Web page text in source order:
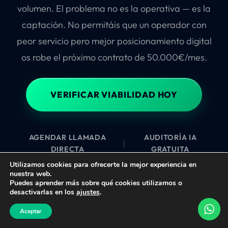
volumen. El problema no es la operativa — es la
captación. No permitáis que un operador con
peor servicio pero mejor posicionamiento digital
os robe el próximo contrato de 50.000€/mes.
VERIFICAR VIABILIDAD HOY
AGENDAR LLAMADA
DIRECTA
|
AUDITORÍA IA
GRATUITA
Utilizamos cookies para ofrecerte la mejor experiencia en
nuestra web.
Puedes aprender más sobre qué cookies utilizamos o
desactivarlas en los ajustes.
Aceptar